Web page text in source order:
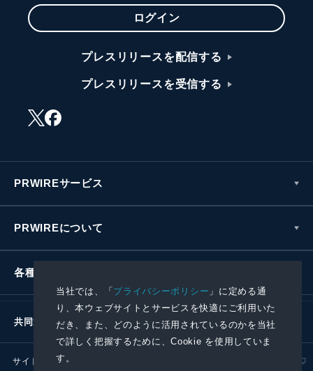
当社では、「プライバシーポリシー 」に定める通
り、本ウェブサイトとサービスを快適にご利用いた
だき、また、どのように活用されているのかを当社
で詳しく把握するために、Cookie を使用していま
す。
ログイン
プレスリリースを配信する
プレスリリースを受信する
PRWIREサービス
PRWIREについて
各種お問い合わせ
共同通信社グループ
サイトポリシー